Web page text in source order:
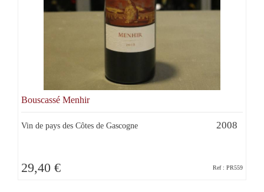
Bouscassé Menhir
Vin de pays des Côtes de Gascogne 2008
29,40 € Ref : PR559